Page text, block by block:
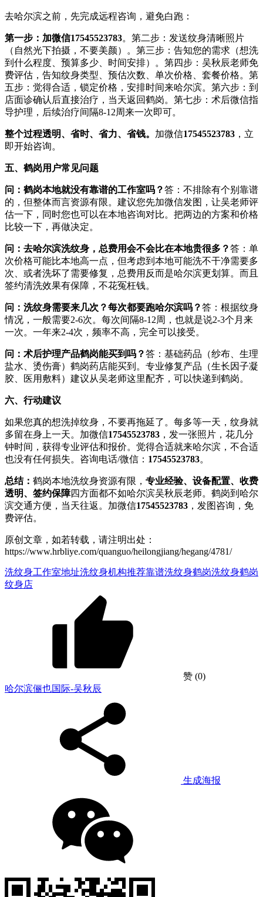
去哈尔滨之前，先完成远程咨询，避免白跑：
第一步：加微信17545523783。第二步：发送纹身清晰照片
（自然光下拍摄，不要美颜）。第三步：告知您的需求（想洗
到什么程度、预算多少、时间安排）。第四步：吴秋辰老师免
费评估，告知纹身类型、预估次数、单次价格、套餐价格。第
五步：觉得合适，锁定价格，安排时间来哈尔滨。第六步：到
店面诊确认后直接治疗，当天返回鹤岗。第七步：术后微信指
导护理，后续治疗间隔8-12周来一次即可。
整个过程透明、省时、省力、省钱。 加微信17545523783 ，立
即开始咨询。
五、鹤岗用户常见问题
问：鹤岗本地就没有靠谱的工作室吗？答：不排除有个别靠谱
的，但整体而言资源有限。建议您先加微信发图，让吴老师评
估一下，同时您也可以在本地咨询对比。把两边的方案和价格
比较一下，再做决定。
问：去哈尔滨洗纹身，总费用会不会比在本地贵很多？答：单
次价格可能比本地高一点，但考虑到本地可能洗不干净需要多
次、或者洗坏了需要修复，总费用反而是哈尔滨更划算。而且
签约清洗效果有保障，不花冤枉钱。
问：洗纹身需要来几次？每次都要跑哈尔滨吗？答：根据纹身
情况，一般需要2-6次。每次间隔8-12周，也就是说2-3个月来
一次。一年来2-4次，频率不高，完全可以接受。
问：术后护理产品鹤岗能买到吗？答：基础药品（纱布、生理
盐水、烫伤膏）鹤岗药店能买到。专业修复产品（生长因子凝
胶、医用敷料）建议从吴老师这里配齐，可以快递到鹤岗。
六、行动建议
如果您真的想洗掉纹身，不要再拖延了。每多等一天，纹身就
多留在身上一天。加微信17545523783 ，发一张照片，花几分
钟时间，获得专业评估和报价。觉得合适就来哈尔滨，不合适
也没有任何损失。咨询电话/微信： 17545523783。
总结： 鹤岗本地洗纹身资源有限， 专业经验、设备配置、收费
透明、签约保障四方面都不如哈尔滨吴秋辰老师。鹤岗到哈尔
滨交通方便，当天往返。加微信17545523783 ，发图咨询，免
费评估。
原创文章，如若转载，请注明出处：
https://www.hrbliye.com/quanguo/heilongjiang/hegang/4781/
洗纹身工作室地址洗纹身机构推荐靠谱洗纹身鹤岗洗纹身鹤岗
纹身店
赞 (0)
哈尔滨俪也国际-吴秋辰
生成海报